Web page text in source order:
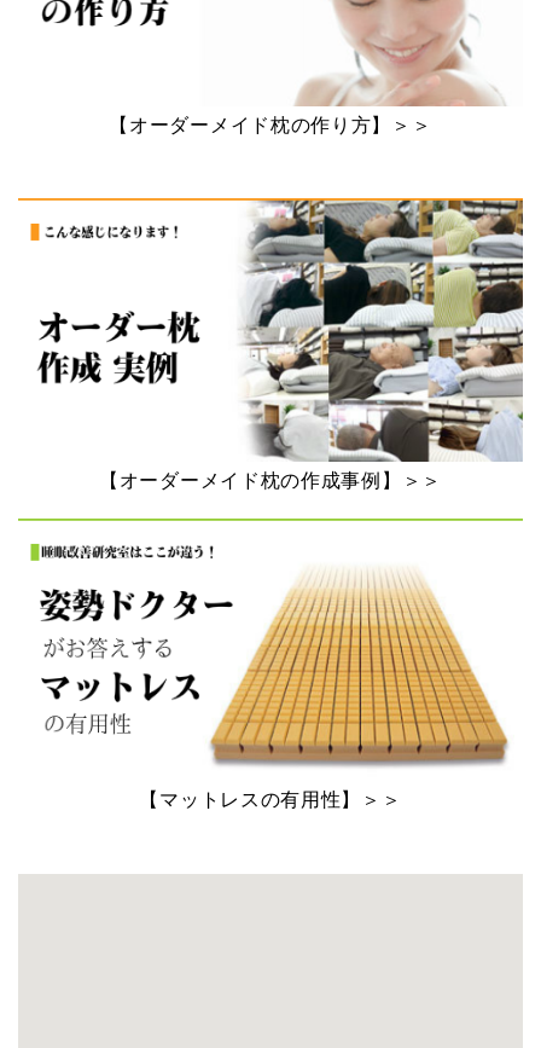
【オーダーメイド枕の作り方】＞＞
【オーダーメイド枕の作成事例】＞＞
【マットレスの有用性】＞＞